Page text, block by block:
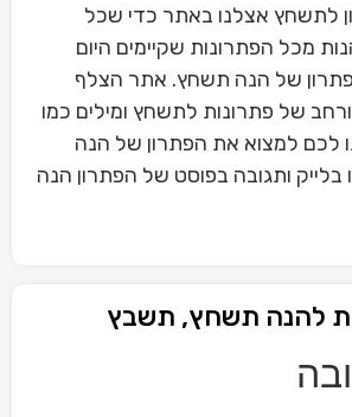
לתשחץ אצלנו באתר כדי שכל
מכל הפתרונות שקיימים היום
של הנה תשחץ. אתר הצלף
של פתרונות לתשחץ ומילים כמו
לכם למצוא את הפתרון של הנה
בלייק ותגובה בפוסט של הפתרון הנה
להנה תשחץ, תשבץ